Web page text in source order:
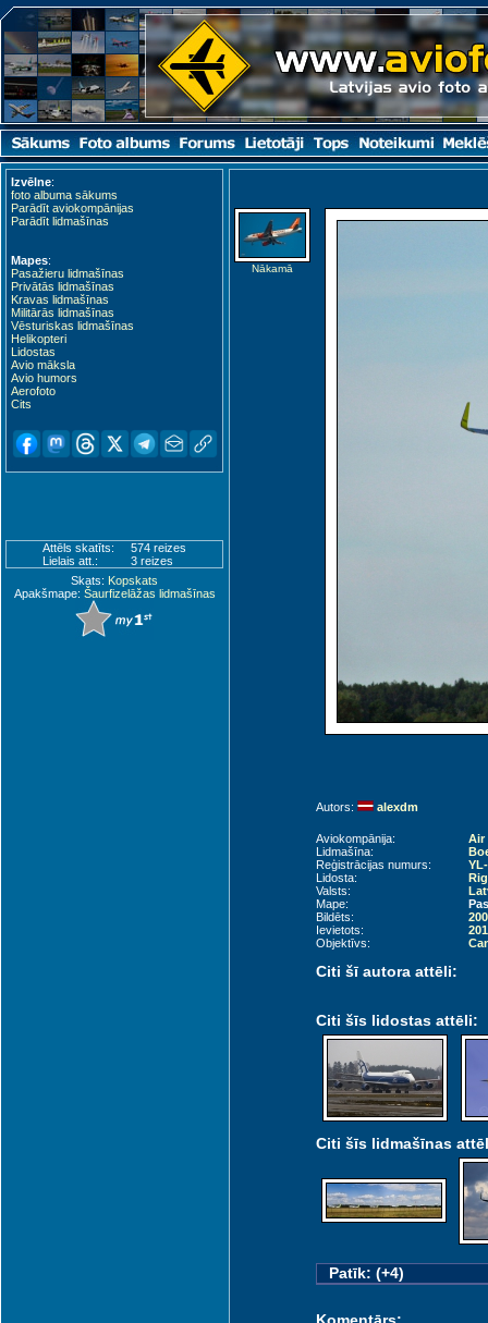
Izvēlne:
foto albuma sākums
Parādīt aviokompānijas
Parādīt lidmašīnas
Mapes:
Pasažieru lidmašīnas
Privātās lidmašīnas
Kravas lidmašīnas
Militārās lidmašīnas
Vēsturiskas lidmašīnas
Helikopteri
Lidostas
Avio māksla
Avio humors
Aerofoto
Cits
Attēls skatīts:
574 reizes
Lielais att.:
3 reizes
Skats: Kopskats
Apakšmape: Šaurfizelāžas lidmašīnas
Nākamā
Autors: alexdm
Aviokompānija:
Air
Lidmašīna:
Reģistrācijas numurs:
Lidosta:
Valsts:
Mape:
Bildēts:
Ievietots:
Objektīvs:
Citi šī autora attēli:
Citi šīs lidostas attēli:
Citi šīs lidmašīnas
Patīk: (+4)